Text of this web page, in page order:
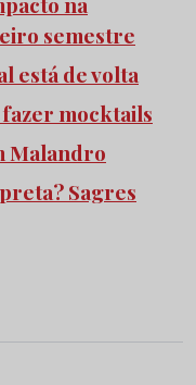
semestre
está de volta
fazer mocktails
Malandro
Sagres